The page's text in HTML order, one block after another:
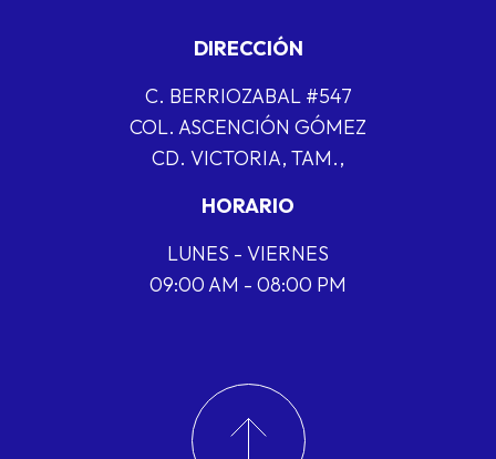
DIRECCIÓN
C. BERRIOZABAL #547
COL. ASCENCIÓN GÓMEZ
CD. VICTORIA, TAM.,
HORARIO
LUNES - VIERNES
09:00 AM - 08:00 PM